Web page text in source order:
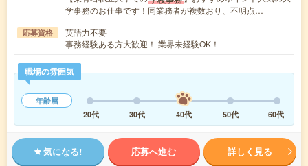
学事務のお仕事です！同業務者が複数おり、不明点…
応募資格
英語力不要
事務経験ある方大歓迎！ 業界未経験OK！
職場の雰囲気
年齢層
20代
30代 40代 50代 60代
気になる! 応募へ進む 詳しく見る